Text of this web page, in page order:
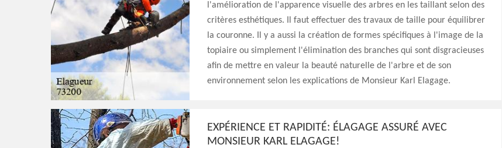
l'amélioration de l'apparence visuelle des arbres en les taillant selon des
critères esthétiques. Il faut effectuer des travaux de taille pour équilibrer
la couronne. Il y a aussi la création de formes spécifiques à l'image de la
topiaire ou simplement l'élimination des branches qui sont disgracieuses
afin de mettre en valeur la beauté naturelle de l'arbre et de son
environnement selon les explications de Monsieur Karl Elagage.
EXPÉRIENCE ET RAPIDITÉ: ÉLAGAGE ASSURÉ AVEC
MONSIEUR KARL ELAGAGE!